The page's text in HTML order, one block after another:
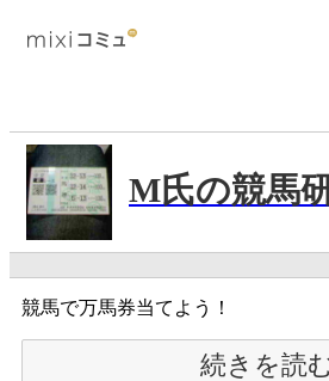
M氏の競馬
競馬で万馬券当てよう！
続きを読